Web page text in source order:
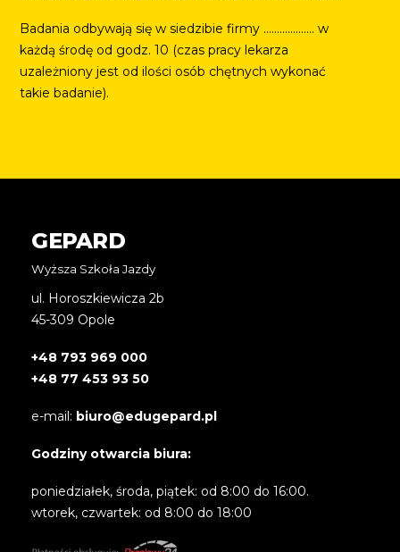
Badania odbywają się w siedzibie firmy ………………. w
każdą środę od godz. 10 (czas pracy lekarza
uzależniony jest od ilości osób chętnych wykonać
takie badanie).
GEPARD
Wyższa Szkoła Jazdy
ul. Horoszkiewicza 2b
45-309 Opole
+48 793 969 000
+48 77 453 93 50
e-mail: biuro@edugepard.pl
Godziny otwarcia biura:
poniedziałek, środa, piątek: od 8:00 do 16:00.
wtorek, czwartek: od 8:00 do 18:00